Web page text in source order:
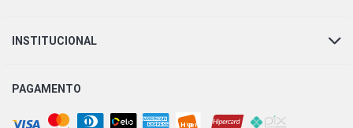
INSTITUCIONAL
PAGAMENTO